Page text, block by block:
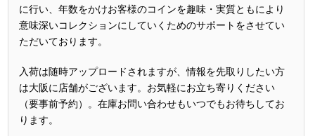
に行い、年数をかけお客様のコインを趣味・実質ともにより
意味深いコレクションにしていくためのサポートをさせてい
ただいております。
入荷は随時アップロードされますが、情報を先取りしたい方
は大阪に店舗がございます。お気軽にお立ち寄りください
（要事前予約）。在庫お問い合わせもいつでもお待ちしてお
ります。